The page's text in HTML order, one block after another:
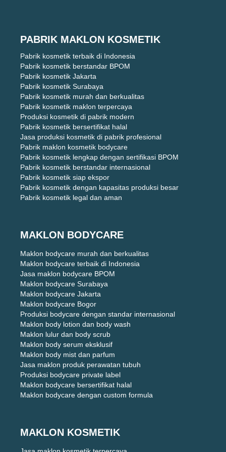
PABRIK MAKLON KOSMETIK
Pabrik kosmetik terbaik di Indonesia
Pabrik kosmetik berstandar BPOM
Pabrik kosmetik Jakarta
Pabrik kosmetik Surabaya
Pabrik kosmetik murah dan berkualitas
Pabrik kosmetik maklon terpercaya
Produksi kosmetik di pabrik modern
Pabrik kosmetik bersertifikat halal
Jasa produksi kosmetik di pabrik profesional
Pabrik maklon kosmetik bodycare
Pabrik kosmetik lengkap dengan sertifikasi BPOM
Pabrik kosmetik berstandar internasional
Pabrik kosmetik siap ekspor
Pabrik kosmetik dengan kapasitas produksi besar
Pabrik kosmetik legal dan aman
MAKLON BODYCARE
Maklon bodycare murah dan berkualitas
Maklon bodycare terbaik di Indonesia
Jasa maklon bodycare BPOM
Maklon bodycare Surabaya
Maklon bodycare Jakarta
Maklon bodycare Bogor
Produksi bodycare dengan standar internasional
Maklon body lotion dan body wash
Maklon lulur dan body scrub
Maklon body serum eksklusif
Maklon body mist dan parfum
Jasa maklon produk perawatan tubuh
Produksi bodycare private label
Maklon bodycare bersertifikat halal
Maklon bodycare dengan custom formula
MAKLON KOSMETIK